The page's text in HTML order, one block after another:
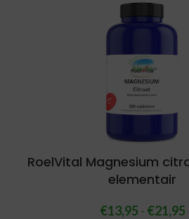
RoelVital Magnesium
elementair
€13,95 - €21,95